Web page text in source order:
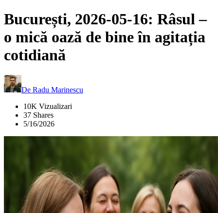
București, 2026-05-16: Râsul –
o mică oază de bine în agitația
cotidiană
De Radu Marinescu
10K Vizualizari
37 Shares
5/16/2026